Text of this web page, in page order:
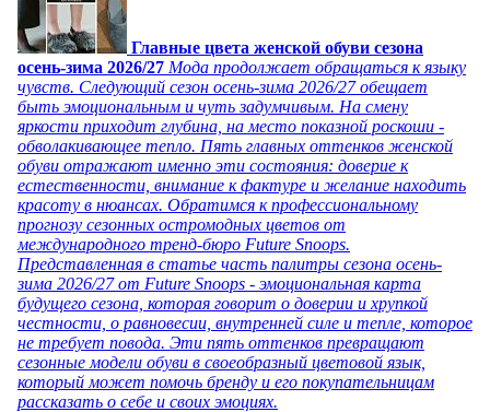
Главные цвета женской обуви сезона
осень-зима 2026/27 Мода продолжает обращаться к языку
чувств. Следующий сезон осень-зима 2026/27 обещает
быть эмоциональным и чуть задумчивым. На смену
яркости приходит глубина, на место показной роскоши -
обволакивающее тепло. Пять главных оттенков женской
обуви отражают именно эти состояния: доверие к
естественности, внимание к фактуре и желание находить
красоту в нюансах. Обратимся к профессиональному
прогнозу сезонных остромодных цветов от
международного тренд-бюро Future Snoops.
Представленная в статье часть палитры сезона осень-
зима 2026/27 от Future Snoops - эмоциональная карта
будущего сезона, которая говорит о доверии и хрупкой
честности, о равновесии, внутренней силе и тепле, которое
не требует повода. Эти пять оттенков превращают
сезонные модели обуви в своеобразный цветовой язык,
который может помочь бренду и его покупательницам
рассказать о себе и своих эмоциях.